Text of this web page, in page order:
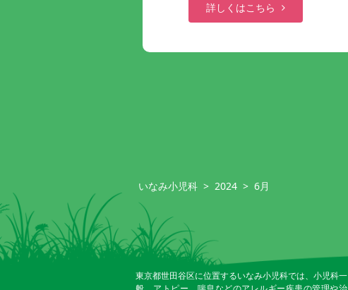
詳しくはこちら
いなみ小児科 > 2024 > 6月
東京都世田谷区に位置するいなみ小児科では、小児科一